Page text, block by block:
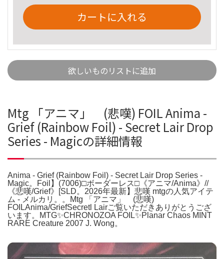
カートに入れる
欲しいものリストに追加
Mtg 「アニマ」 (悲嘆) FOIL Anima -
Grief (Rainbow Foil) - Secret Lair Drop
Series - Magicの詳細情報
Anima - Grief (Rainbow Foil) - Secret Lair Drop Series -
Magic。Foil】(7006)□ボーダーレス□《アニマ/Anima》//
《悲嘆/Grief》[SLD。2026年最新】悲嘆 mtgの人気アイテ
ム - メルカリ。。Mtg 「アニマ」 (悲嘆)
FOILAnima/GriefSecretl Lairご覧いただきありがとうござ
います。MTG✨CHRONOZOA FOIL✨Planar Chaos MINT
RARE Creature 2007 J. Wong。